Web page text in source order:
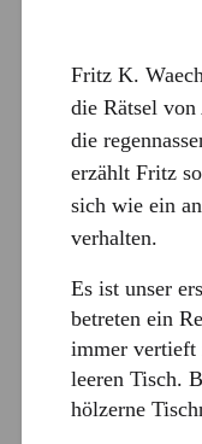
Fritz K.
die Rätsel
die
erzählt Fritz
sich wie ein
verhalten.
Es ist unser
betreten ein
immer vertieft
leeren Tisch.
hölzerne